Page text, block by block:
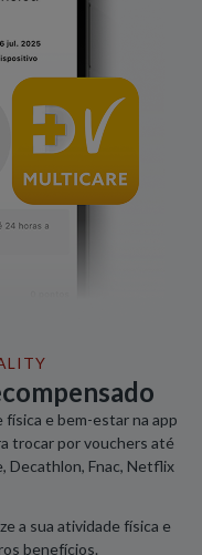
física e bem-estar na app
trocar por vouchers até
Decathlon, Fnac, Netflix
a sua atividade física e
benefícios.